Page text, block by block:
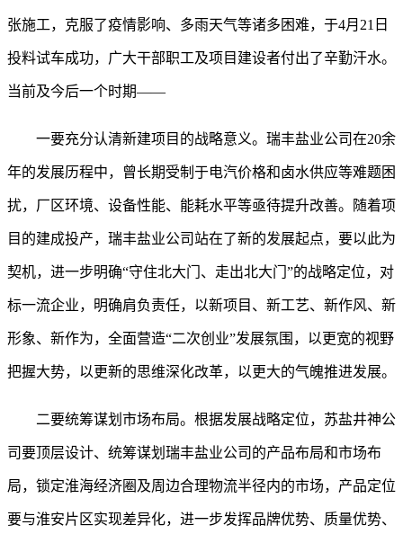
张施工，克服了疫情影响、多雨天气等诸多困难，于4月21日
投料试车成功，广大干部职工及项目建设者付出了辛勤汗水。
当前及今后一个时期——
一要充分认清新建项目的战略意义。 瑞丰盐业公司在20余
年的发展历程中，曾长期受制于电汽价格和卤水供应等难题困
扰，厂区环境、设备性能、能耗水平等亟待提升改善。随着项
目的建成投产，瑞丰盐业公司站在了新的发展起点，要以此为
契机，进一步明确“守住北大门、走出北大门”的战略定位，对
标一流企业，明确肩负责任，以新项目、新工艺、新作风、新
形象、新作为，全面营造“二次创业”发展氛围，以更宽的视野
把握大势，以更新的思维深化改革，以更大的气魄推进发展。
二要统筹谋划市场布局。 根据发展战略定位，苏盐井神公
司要顶层设计、统筹谋划瑞丰盐业公司的产品布局和市场布
局，锁定淮海经济圈及周边合理物流半径内的市场，产品定位
要与淮安片区实现差异化，进一步发挥品牌优势、质量优势、